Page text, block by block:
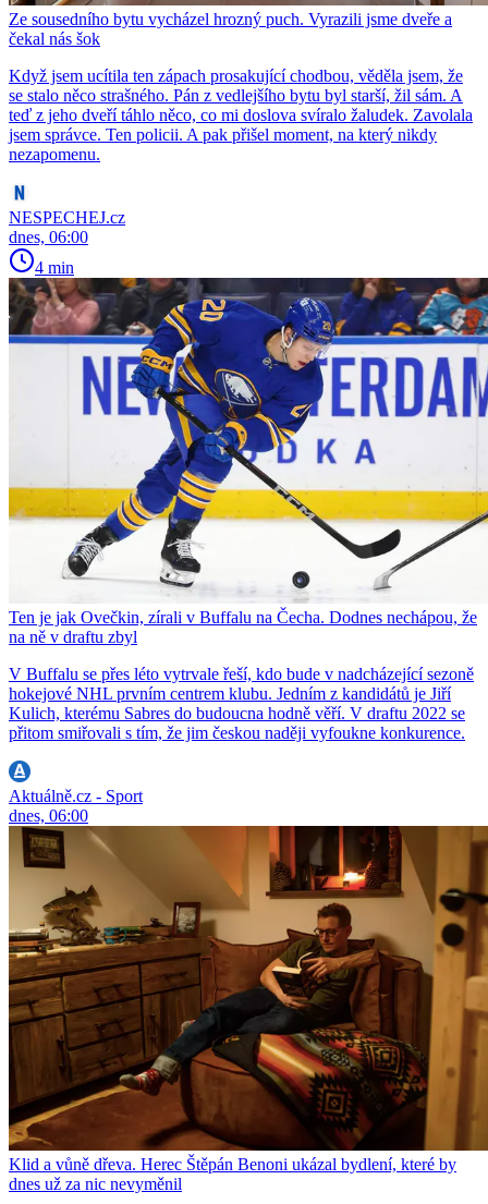
Ze sousedního bytu vycházel hrozný puch. Vyrazili jsme dveře a
čekal nás šok
Když jsem ucítila ten zápach prosakující chodbou, věděla jsem, že
se stalo něco strašného. Pán z vedlejšího bytu byl starší, žil sám. A
teď z jeho dveří táhlo něco, co mi doslova svíralo žaludek. Zavolala
jsem správce. Ten policii. A pak přišel moment, na který nikdy
nezapomenu.
NESPECHEJ.cz
dnes, 06:00
4 min
Ten je jak Ovečkin, zírali v Buffalu na Čecha. Dodnes nechápou, že
na ně v draftu zbyl
V Buffalu se přes léto vytrvale řeší, kdo bude v nadcházející sezoně
hokejové NHL prvním centrem klubu. Jedním z kandidátů je Jiří
Kulich, kterému Sabres do budoucna hodně věří. V draftu 2022 se
přitom smiřovali s tím, že jim českou naději vyfoukne konkurence.
Aktuálně.cz - Sport
dnes, 06:00
Klid a vůně dřeva. Herec Štěpán Benoni ukázal bydlení, které by
dnes už za nic nevyměnil